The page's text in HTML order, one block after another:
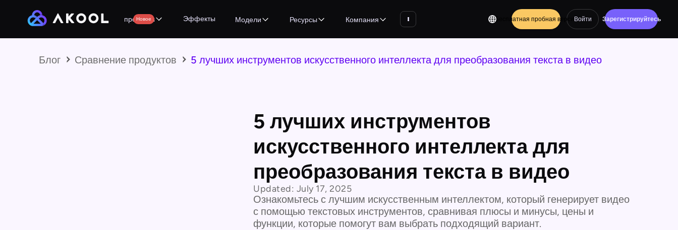
продукты
Новое Эффекты Модели Ресурсы Компания Бесплатная пробная версияВойти Зарегистрируйтесь
Блог Сравнение продуктов 5 лучших инструментов искусственного интеллекта для преобразования текста в видео
5 лучших инструментов
искусственного интеллекта для
преобразования текста в видео
Updated: July 17, 2025
Ознакомьтесь с лучшим искусственным интеллектом, который генерирует видео
с помощью текстовых инструментов, сравнивая плюсы и минусы, цены и
функции, которые помогут вам выбрать подходящий вариант.